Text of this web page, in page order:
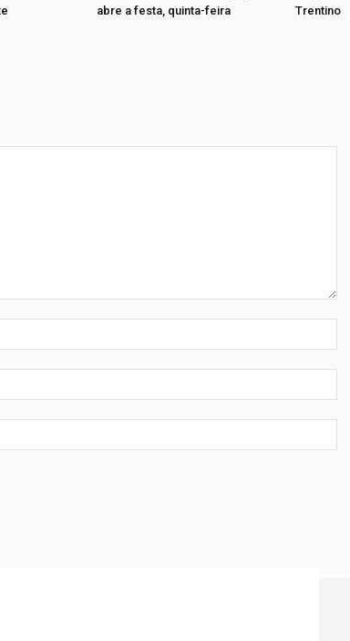
abre a festa, quinta-feira
Trentino